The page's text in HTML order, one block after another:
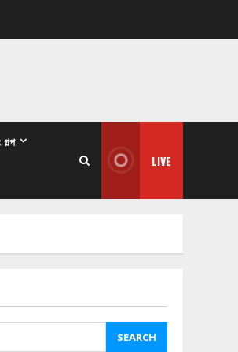
গল্প
LIVE
SEARCH